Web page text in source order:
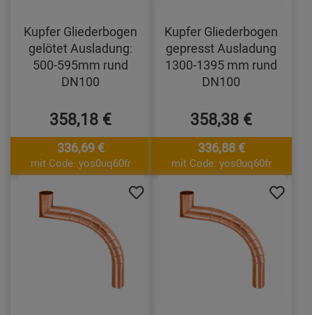
Kupfer Gliederbogen
gelötet Ausladung:
500-595mm rund
DN100
358,18 €
336,69 €
mit Code: yos0uq60fr
Kupfer Gliederbogen
gepresst Ausladung
1300-1395 mm rund
DN100
358,38 €
336,88 €
mit Code: yos0uq60fr